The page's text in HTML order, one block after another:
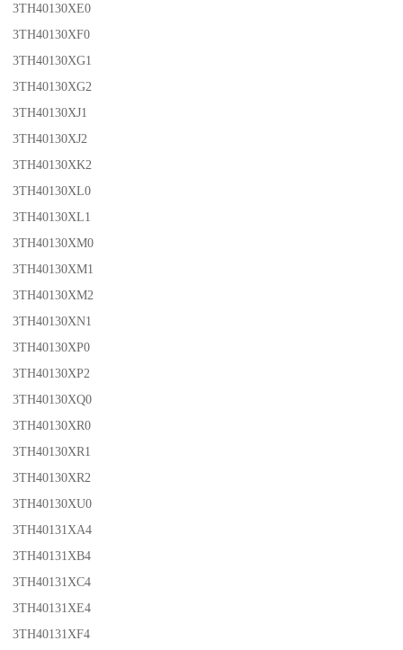
3TH40130XE0
3TH40130XF0
3TH40130XG1
3TH40130XG2
3TH40130XJ1
3TH40130XJ2
3TH40130XK2
3TH40130XL0
3TH40130XL1
3TH40130XM0
3TH40130XM1
3TH40130XM2
3TH40130XN1
3TH40130XP0
3TH40130XP2
3TH40130XQ0
3TH40130XR0
3TH40130XR1
3TH40130XR2
3TH40130XU0
3TH40131XA4
3TH40131XB4
3TH40131XC4
3TH40131XE4
3TH40131XF4